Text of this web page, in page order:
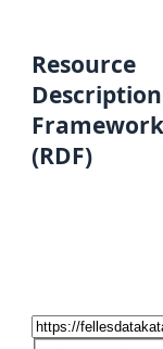
Resource
Description
Framework
(RDF)